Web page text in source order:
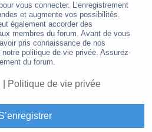
vous connecter. L’enregistrement
et augmente vos possibilités.
également accorder des
membres du forum. Avant de vous
pris connaissance de nos
politique de vie privée. Assurez-
du forum.
Politique de vie privée